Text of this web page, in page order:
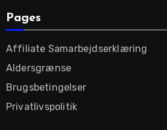
Pages
Affiliate Samarbejdserklæring
Aldersgrænse
Brugsbetingelser
Privatlivspolitik